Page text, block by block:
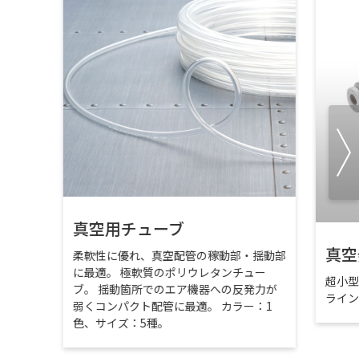
真空用チューブ
柔軟性に優れ、真空配管の稼動部・揺動部
に最適。 極軟質のポリウレタンチュー
ブ。 揺動箇所でのエア機器への反発力が
弱くコンパクト配管に最適。 カラー：1
色、サイズ：5種。
真
超小
ライ